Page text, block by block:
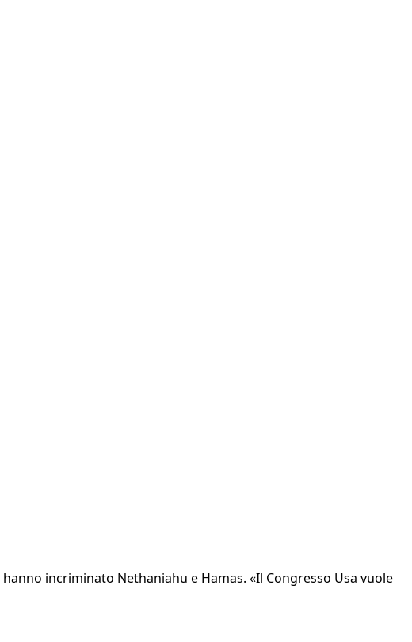
incriminato Nethaniahu e Hamas. «Il Congresso Usa vuole